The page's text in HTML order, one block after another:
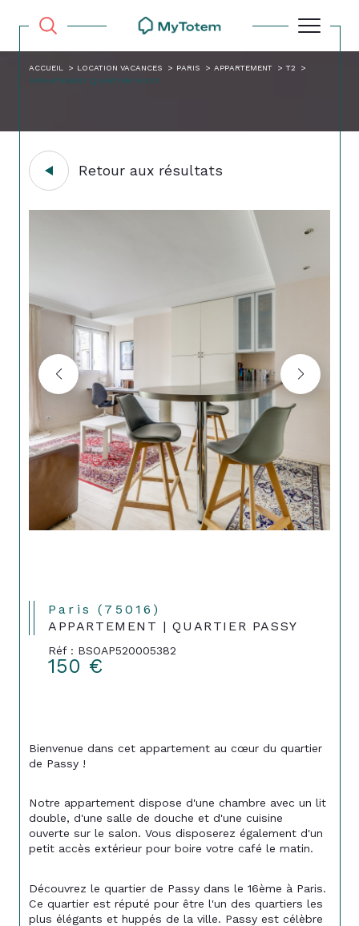
ACCUEIL LOCATION VACANCES PARIS APPARTEMENT
T2
APPARTEMENT QUARTIER PASSY
Retour aux résultats
Paris (75016)
APPARTEMENT | QUARTIER PASSY
Réf : BSOAP520005382
150 €
Bienvenue dans cet appartement au cœur du quartier
de Passy !
Notre appartement dispose d'une chambre avec un lit
double, d'une salle de douche et d'une cuisine
ouverte sur le salon. Vous disposerez également d'un
petit accès extérieur pour boire votre café le matin.
Découvrez le quartier de Passy dans le 16ème à Paris.
Ce quartier est réputé pour être l'un des quartiers les
plus élégants et huppés de la ville. Passy est célèbre